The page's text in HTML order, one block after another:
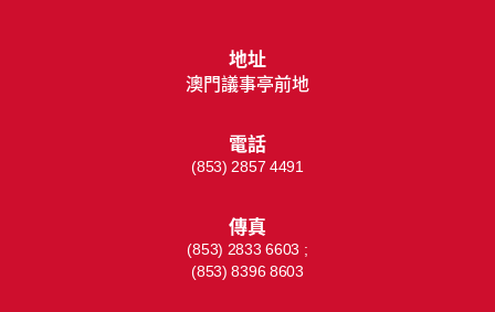
地址
澳門議事亭前地
電話
(853) 2857 4491
傳真
(853) 2833 6603 ;
(853) 8396 8603